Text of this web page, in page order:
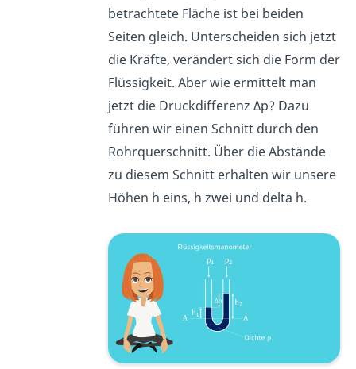
betrachtete Fläche ist bei beiden
Seiten gleich. Unterscheiden sich jetzt
die Kräfte, verändert sich die Form der
Flüssigkeit. Aber wie ermittelt man
jetzt die Druckdifferenz Δp? Dazu
führen wir einen Schnitt durch den
Rohrquerschnitt. Über die Abstände
zu diesem Schnitt erhalten wir unsere
Höhen h eins, h zwei und delta h.